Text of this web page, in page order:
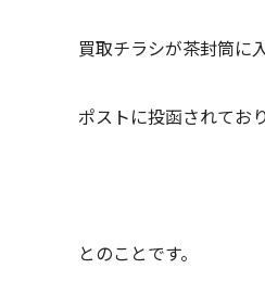
買取チラシが茶封筒に
ポストに投函されてお
とのことです。